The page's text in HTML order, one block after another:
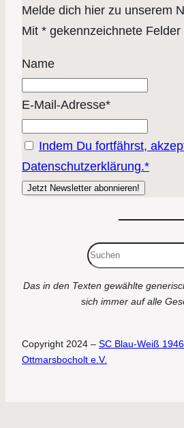
Melde dich hier zu unserem
Mit * gekennzeichnete
Name
E-Mail-Adresse*
Indem Du fortfährst,
Datenschutzerklärung.*
Das in den Texten gewählte
sich immer auf alle
Copyright 2024 – SC Blau-Weiß 1946
Ottmarsbocholt e.V.